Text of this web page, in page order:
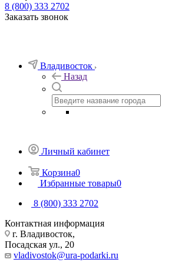
8 (800) 333 2702
Заказать звонок
Владивосток
Назад
Личный кабинет
Корзина0
Избранные товары0
8 (800) 333 2702
Контактная информация
г. Владивосток,
Посадская ул., 20
vladivostok@ura-podarki.ru